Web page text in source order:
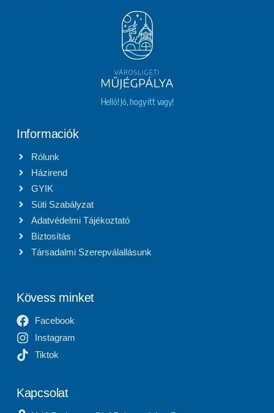
Helló! Jó, hogy itt vagy!
Informaciók
Rólunk
Házirend
GYIK
Süti Szabályzat
Adatvédelmi Tájékoztató
Biztosítás
Társadalmi Szerepválallásunk
Kövess minket
Facebook
Instagram
Tiktok
Kapcsolat